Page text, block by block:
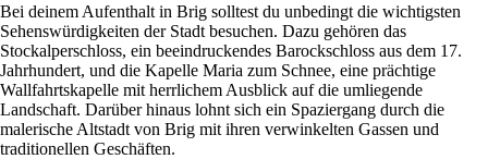
Bei deinem Aufenthalt in Brig solltest du unbedingt die wichtigsten
Sehenswürdigkeiten der Stadt besuchen. Dazu gehören das
Stockalperschloss, ein beeindruckendes Barockschloss aus dem 17.
Jahrhundert, und die Kapelle Maria zum Schnee, eine prächtige
Wallfahrtskapelle mit herrlichem Ausblick auf die umliegende
Landschaft. Darüber hinaus lohnt sich ein Spaziergang durch die
malerische Altstadt von Brig mit ihren verwinkelten Gassen und
traditionellen Geschäften.